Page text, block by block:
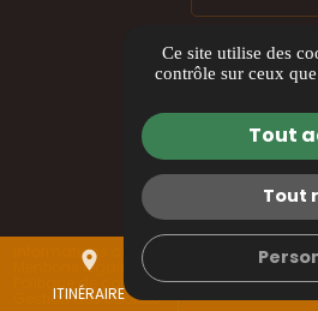
place
ITINÉRAIRE
mail
Lundi au jeudi :
Vendredi : 8h00
Informations complémentaires
Mentions légales
Politique de confidentialité
Gestion des cookies
Ce site utilise des
contrôle sur ceux
Tout
Tout